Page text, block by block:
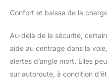
Confort et baisse de la
Au-delà de la sécurité,
aide au centrage dans la
alertes d’angle mort. Elles
sur autoroute, à condition